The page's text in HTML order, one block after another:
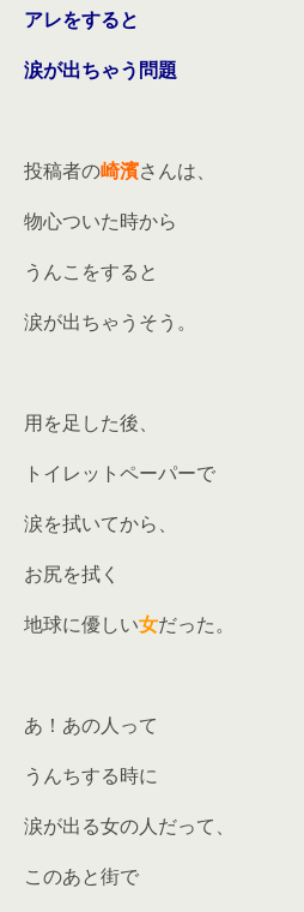
アレをすると
涙が出ちゃう問題
投稿者の崎濱さんは、
物心ついた時から
うんこをすると
涙が出ちゃうそう。
用を足した後、
トイレットペーパーで
涙を拭いてから、
お尻を拭く
地球に優しい女だった。
あ！あの人って
うんちする時に
涙が出る女の人だって、
このあと街で